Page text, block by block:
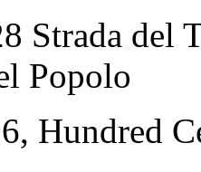
Strada del
Popolo
Hundred